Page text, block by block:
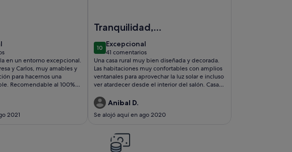
en un entorno excepcional.
y Carlos, muy amables y
para hacernos una
Recomendable al 100%.
2021
Tranquilidad,
naturaleza,
comodidad y
seguridad para
desconectar.
1010 de 10
Excepcional
excepcional
41 comentarios
(41 comentarios)
Una casa rural muy bien diseñada y decorada.
Las habitaciones muy confortables con amplios
ventanales para aprovechar la luz solar e incluso
ver atardecer desde el interior del salón. Casa
barbacoa, árboles frutales, es lo necesitábamos
para recargar energías. Los propietarios Ankie y
Claude son muy detallistas y asertivos en todo
tratados y sin duda repetiremos la experiencia
en éste maravilloso enclave de Tenerife.
Anibal D.
Se alojó aquí en ago 2020